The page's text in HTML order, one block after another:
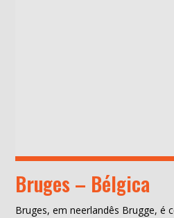
Bruges – Bélgica
Bruges, em neerlandês Brugge, é